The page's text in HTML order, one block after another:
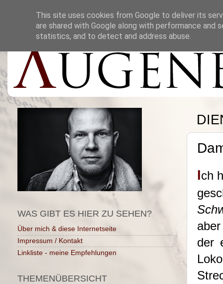
Ich
der
WAS GIBT ES HIER ZU SEHEN?
Über mich & diese Internetseite
Impressum / Kontakt
Linkliste - meine Empfehlungen
THEMENÜBERSICHT
This site uses cookies from Google to deliver its
are shared with Google along with performance
statistics, and to detect and address abuse.